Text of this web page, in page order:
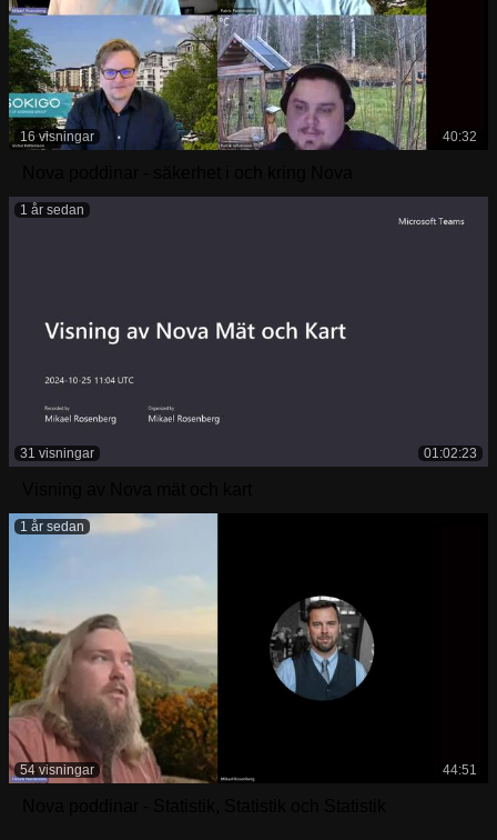
40:32
16 visningar
01:02:23
31 visningar
1 år sedan
44:51
54 visningar
1 år sedan